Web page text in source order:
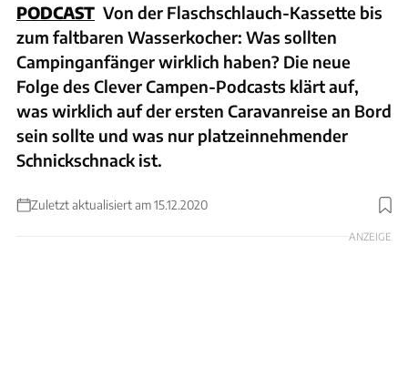
PODCAST Von der Flaschschlauch-Kassette bis
zum faltbaren Wasserkocher: Was sollten
Campinganfänger wirklich haben? Die neue
Folge des Clever Campen-Podcasts klärt auf,
was wirklich auf der ersten Caravanreise an Bord
sein sollte und was nur platzeinnehmender
Schnickschnack ist.
Zuletzt aktualisiert am 15.12.2020
ANZEIGE